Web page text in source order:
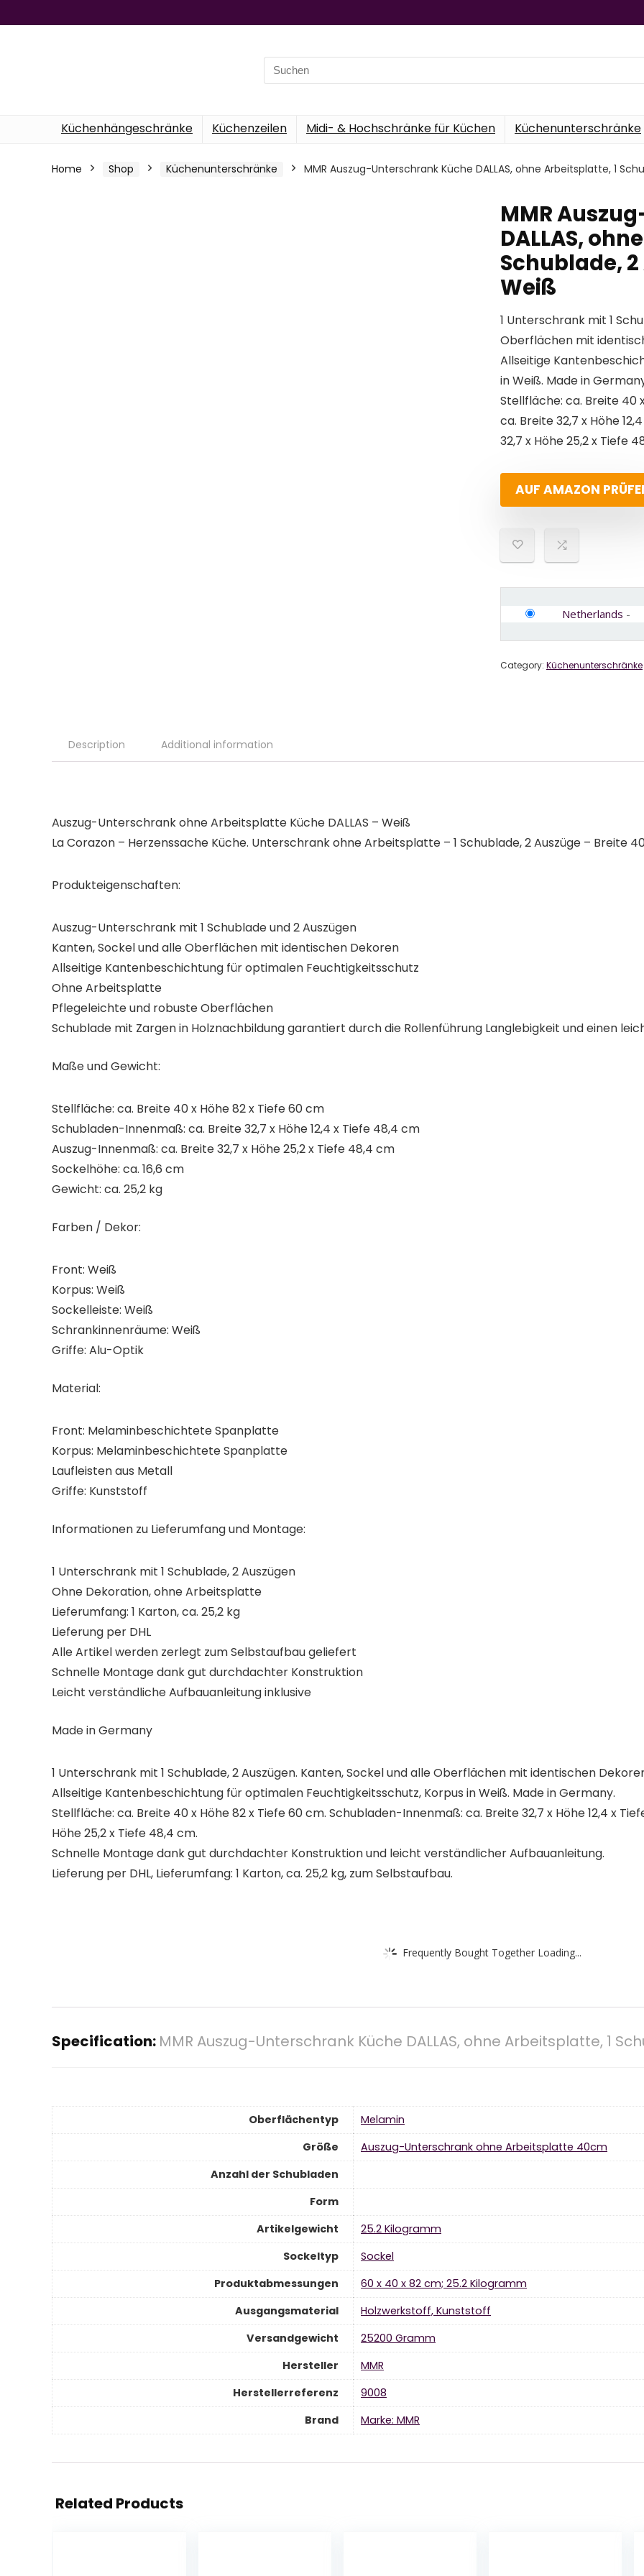
Search
for:
Küchenhängeschränke Küchenzeilen Midi- & Hochschränke für Küchen Küchenunterschränke
Home Shop Küchenunterschränke MMR Auszug-Unterschrank Küche DALLAS, ohne Arbeitsplatte, 1
MMR
DALLAS,
Schublade,
Weiß
1 Unterschrank mit 1
Oberflächen mit
Allseitige
in Weiß. Made in
Stellfläche: ca. Breite 40
ca. Breite 32,7 x Höhe
32,7 x Höhe 25,2 x Tiefe
AUF AMAZON
Netherlands -
Category: Küchenunterschränke
Description Additional information
Auszug-Unterschrank ohne Arbeitsplatte Küche DALLAS – Weiß
La Corazon – Herzenssache Küche. Unterschrank ohne Arbeitsplatte – 1 Schublade, 2 Auszüge – Breite
Produkteigenschaften:
Auszug-Unterschrank mit 1 Schublade und 2 Auszügen
Kanten, Sockel und alle Oberflächen mit identischen Dekoren
Allseitige Kantenbeschichtung für optimalen Feuchtigkeitsschutz
Ohne Arbeitsplatte
Pflegeleichte und robuste Oberflächen
Schublade mit Zargen in Holznachbildung garantiert durch die Rollenführung Langlebigkeit und einen
Maße und Gewicht:
Stellfläche: ca. Breite 40 x Höhe 82 x Tiefe 60 cm
Schubladen-Innenmaß: ca. Breite 32,7 x Höhe 12,4 x Tiefe 48,4 cm
Auszug-Innenmaß: ca. Breite 32,7 x Höhe 25,2 x Tiefe 48,4 cm
Sockelhöhe: ca. 16,6 cm
Gewicht: ca. 25,2 kg
Farben / Dekor:
Front: Weiß
Korpus: Weiß
Sockelleiste: Weiß
Schrankinnenräume: Weiß
Griffe: Alu-Optik
Material:
Front: Melaminbeschichtete Spanplatte
Korpus: Melaminbeschichtete Spanplatte
Laufleisten aus Metall
Griffe: Kunststoff
Informationen zu Lieferumfang und Montage:
1 Unterschrank mit 1 Schublade, 2 Auszügen
Ohne Dekoration, ohne Arbeitsplatte
Lieferumfang: 1 Karton, ca. 25,2 kg
Lieferung per DHL
Alle Artikel werden zerlegt zum Selbstaufbau geliefert
Schnelle Montage dank gut durchdachter Konstruktion
Leicht verständliche Aufbauanleitung inklusive
Made in Germany
1 Unterschrank mit 1 Schublade, 2 Auszügen. Kanten, Sockel und alle Oberflächen mit identischen
Allseitige Kantenbeschichtung für optimalen Feuchtigkeitsschutz, Korpus in Weiß. Made in Germany.
Stellfläche: ca. Breite 40 x Höhe 82 x Tiefe 60 cm. Schubladen-Innenmaß: ca. Breite 32,7 x Höhe 12,4 x
Höhe 25,2 x Tiefe 48,4 cm.
Schnelle Montage dank gut durchdachter Konstruktion und leicht verständlicher Aufbauanleitung.
Lieferung per DHL, Lieferumfang: 1 Karton, ca. 25,2 kg, zum Selbstaufbau.
Frequently Bought Together Loading...
Specification: MMR Auszug-Unterschrank Küche DALLAS, ohne Arbeitsplatte, 1
Oberflächentyp
‎Melamin
Größe
‎Auszug-Unterschrank ohne Arbeitsplatte 40cm
Anzahl der Schubladen
Form
Artikelgewicht
‎25.2 Kilogramm
Sockeltyp
‎Sockel
Produktabmessungen
‎60 x 40 x 82 cm; 25.2 Kilogramm
Ausgangsmaterial
‎Holzwerkstoff, Kunststoff
Versandgewicht
‎25200 Gramm
Hersteller
‎MMR
Herstellerreferenz
‎9008
Brand
Marke: MMR
Related Products